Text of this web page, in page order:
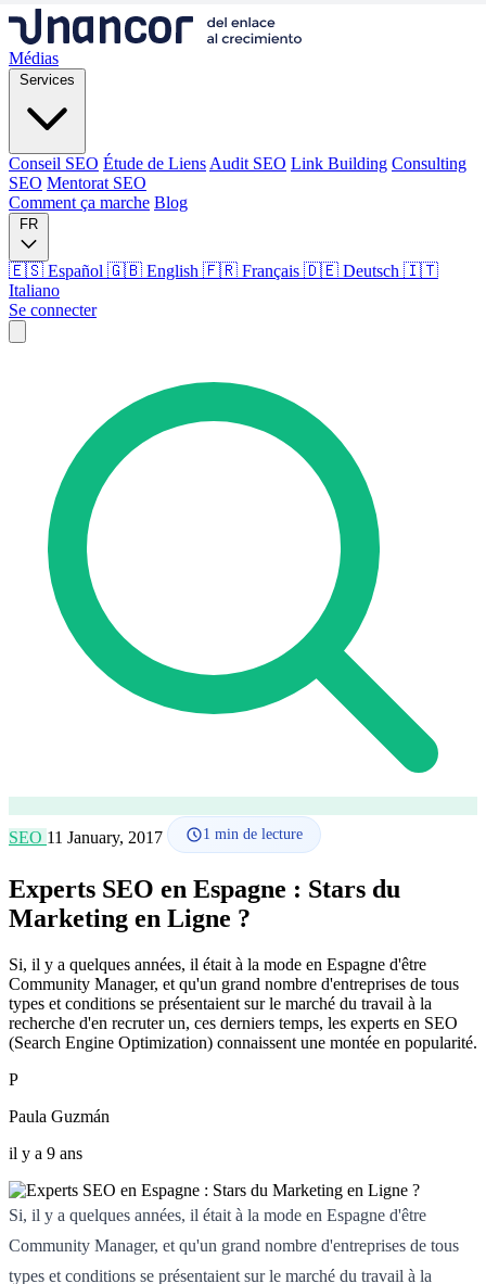
Médias
Services
Conseil SEO Étude de Liens Audit SEO Link Building Consulting
SEO Mentorat SEO
Comment ça marche Blog
FR
🇪🇸 Español 🇬🇧 English 🇫🇷 Français 🇩🇪 Deutsch 🇮🇹
Italiano
Se connecter
Conseil SEO Étude de Liens Link Building
Mentorat SEO
Comment ça marche
Langue
🇪🇸 ES
🇬🇧 EN
Se connecter
SEO 11 January, 2017 1 min de lecture
Experts SEO en Espagne : Stars du
Marketing en Ligne ?
Si, il y a quelques années, il était à la mode en Espagne d'être
Community Manager, et qu'un grand nombre d'entreprises de tous
types et conditions se présentaient sur le marché du travail à la
recherche d'en recruter un, ces derniers temps, les experts en SEO
(Search Engine Optimization) connaissent une montée en popularité.
P
Paula Guzmán
il y a 9 ans
Si, il y a quelques années, il était à la mode en Espagne d'être
Community Manager, et qu'un grand nombre d'entreprises de tous
types et conditions se présentaient sur le marché du travail à la